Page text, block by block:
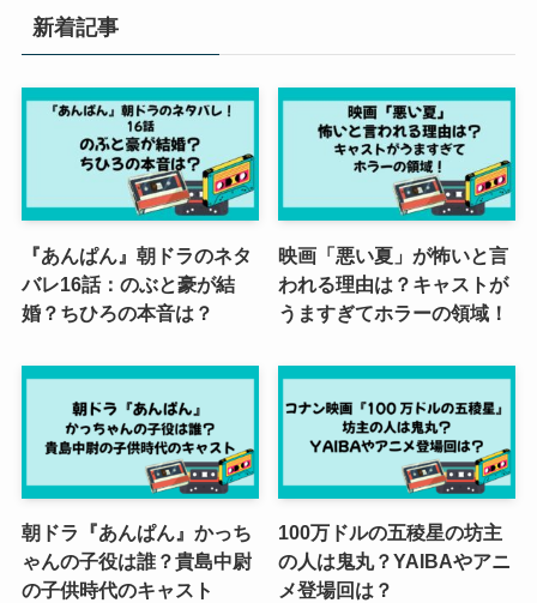
新着記事
『あんぱん』朝ドラのネタ
バレ16話：のぶと豪が結
婚？ちひろの本音は？
映画「悪い夏」が怖いと言
われる理由は？キャストが
うますぎてホラーの領域！
朝ドラ『あんぱん』かっち
ゃんの子役は誰？貴島中尉
の子供時代のキャスト
100万ドルの五稜星の坊主
の人は鬼丸？YAIBAやアニ
メ登場回は？